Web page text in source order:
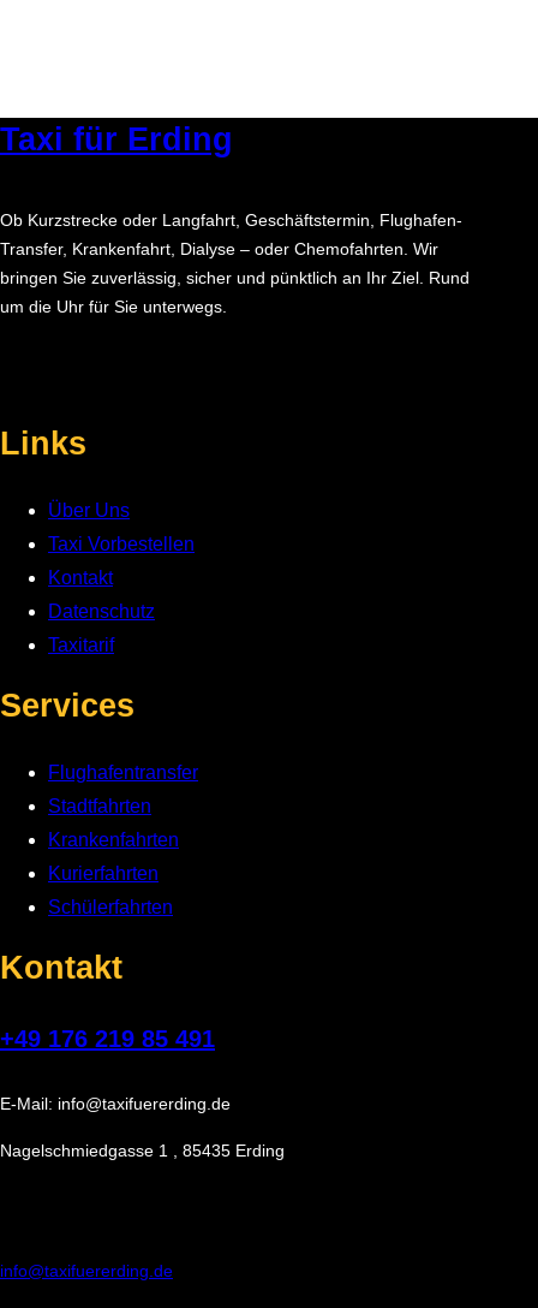
Taxi für Erding
Ob Kurzstrecke oder Langfahrt, Geschäftstermin, Flughafen-
Transfer, Krankenfahrt, Dialyse – oder Chemofahrten. Wir
bringen Sie zuverlässig, sicher und pünktlich an Ihr Ziel. Rund
um die Uhr für Sie unterwegs.
Links
Über Uns
Taxi Vorbestellen
Kontakt
Datenschutz
Taxitarif
Services
Flughafentransfer
Stadtfahrten
Krankenfahrten
Kurierfahrten
Schülerfahrten
Kontakt
+49 176 219 85 491
E-Mail: info@taxifuererding.de
Nagelschmiedgasse 1 , 85435 Erding
info@taxifuererding.de